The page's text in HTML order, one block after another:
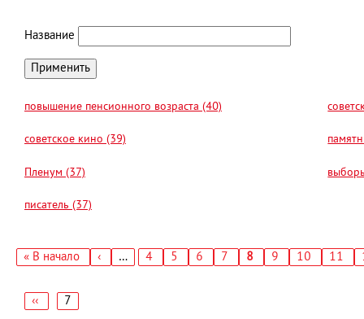
Название
повышение пенсионного возраста (40)
советское кино (39)
Пленум (37)
писатель (37)
Первая
« В начало ←
‹ … Страница
4 Страница
5 Страница
6 Страница
7
Текущая
8 Страница
9 Страница
10 11
←
‹‹ 7